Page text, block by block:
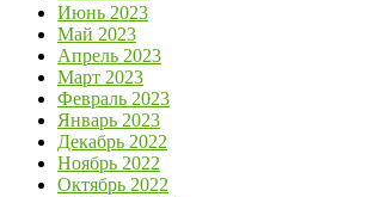
Июнь 2023
Май 2023
Апрель 2023
Март 2023
Февраль 2023
Январь 2023
Декабрь 2022
Ноябрь 2022
Октябрь 2022